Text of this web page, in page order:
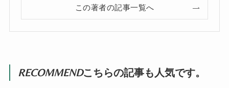
この著者の記事一覧へ
RECOMMENDこちらの記事も人気です。